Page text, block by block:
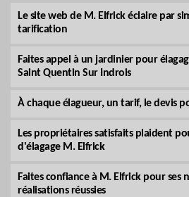
Le site web de M. Elfrick éclaire par
tarification
Faites appel à un jardinier pour
Saint Quentin Sur Indrois
À chaque élagueur, un tarif, le devis
Les propriétaires satisfaits plaident
d'élagage M. Elfrick
Faites confiance à M. Elfrick pour ses
réalisations réussies